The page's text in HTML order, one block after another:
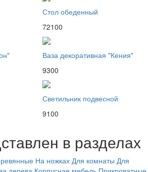
Стол обеденный
72100
Ваза декоративная "Кения"
9300
Светильник подвесной
9100
в разделах
На ножках Для комнаты Для